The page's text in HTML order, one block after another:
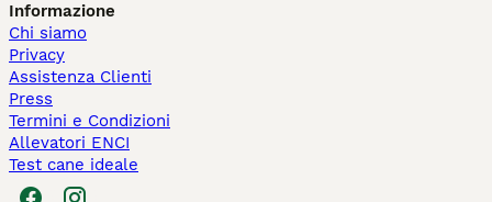
Informazione
Chi siamo
Privacy
Assistenza Clienti
Press
Termini e Condizioni
Allevatori ENCI
Test cane ideale